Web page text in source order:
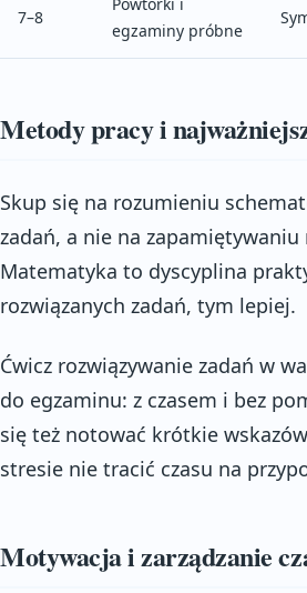
7–8
egzaminy próbne
Metody pracy i
Skup się na rozumieniu
zadań, a nie na zapamiętywaniu
Matematyka to dyscyplina
rozwiązanych zadań, tym lepiej.
Ćwicz rozwiązywanie zadań w
do egzaminu: z czasem i bez
się też notować krótkie
stresie nie tracić czasu na
Motywacja i zarządzanie